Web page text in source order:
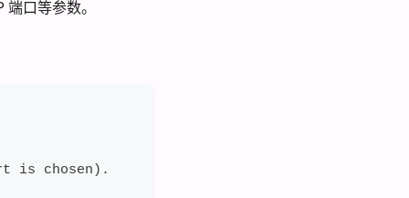
口等参数。
is chosen).